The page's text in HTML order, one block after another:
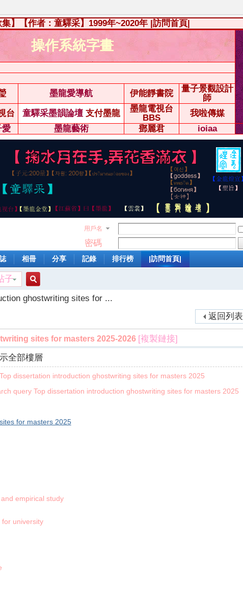
集】【作者：童驛采】1999年~2020年 |訪問首頁|
操作系統字畫
墨龍愛導航 伊能靜書院
量子景觀設計
師
台 童驛采墨韻論壇 支付墨龍
墨龍電視台
BBS
我啦傳媒
愛 墨龍藝術 鄧麗君 ioiaa
用戶名
密碼
相冊 分享 記錄 排行榜 |訪問首頁|
子
搜
索
ghostwriting sites for ...
返回列表
sites for masters 2025-2026 [複製鏈接]
全部樓層
dissertation introduction ghostwriting sites for masters 2025
query Top dissertation introduction ghostwriting sites for masters 2025
for masters 2025
empirical study
for university